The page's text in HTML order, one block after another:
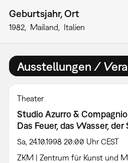
Geburtsjahr, Ort
1982 Mailand Italien
Ausstellungen /
Theater
Studio Azurro &
Das Feuer, das Wasser,
Sa, 24.10.1998 20:00 Uhr CEST
ZKM | Zentrum für Kunst und